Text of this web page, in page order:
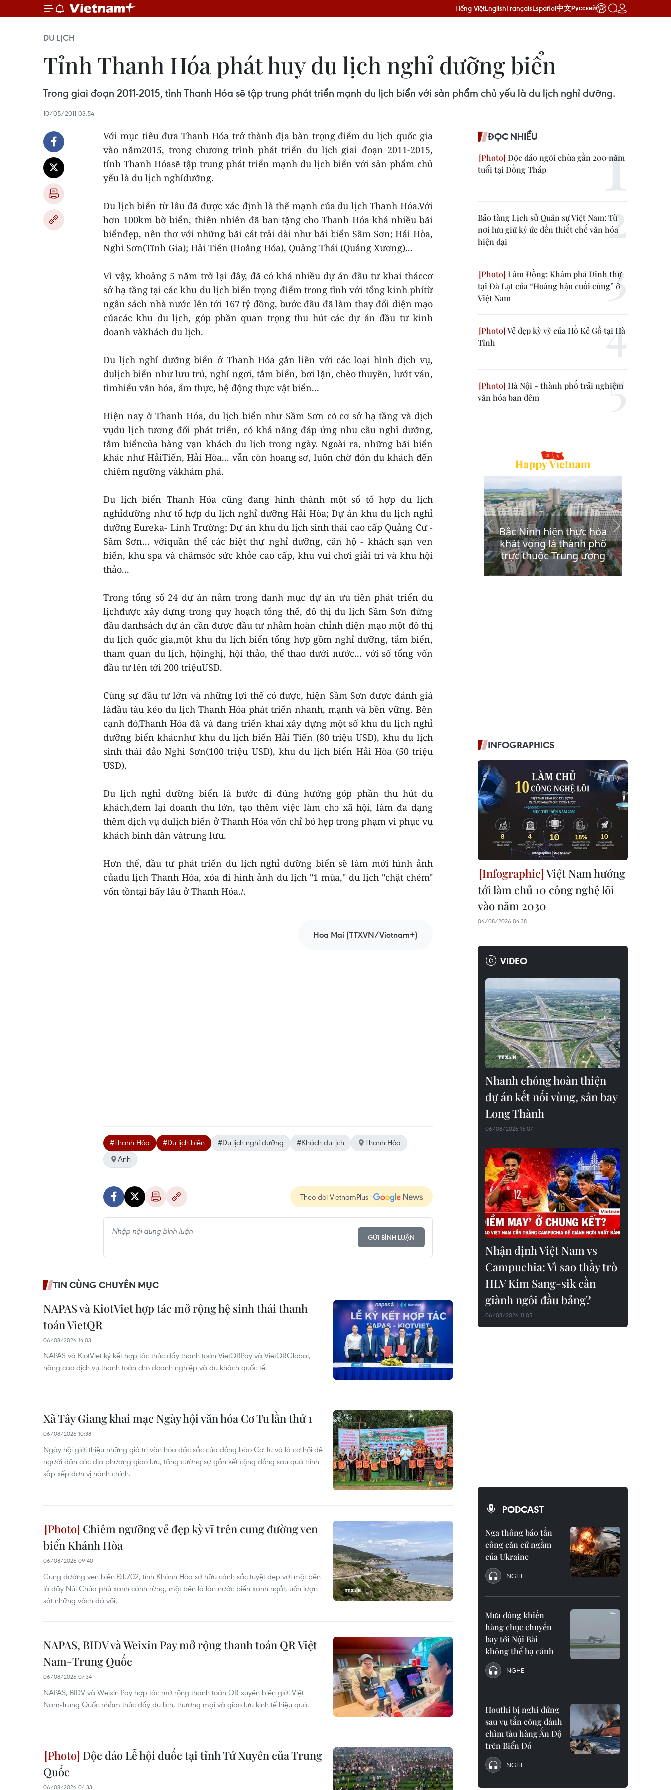
Tiếng ViệtEnglishFrançaisEspañol中文Русский
DU LỊCH
Tỉnh Thanh Hóa phát huy du lịch nghỉ dưỡng biển
Trong giai đoạn 2011-2015, tỉnh Thanh Hóa sẽ tập trung phát triển mạnh du lịch biển với sản phẩm chủ yếu là du lịch nghỉ dưỡng.
10/05/2011 03:54
Với mục tiêu đưa Thanh Hóa trở thành địa bàn trọng điểm du lịch quốc gia
vào năm2015, trong chương trình phát triển du lịch giai đoạn 2011-2015,
tỉnh Thanh Hóasẽ tập trung phát triển mạnh du lịch biển với sản phẩm chủ
yếu là du lịch nghỉdưỡng.
Du lịch biển từ lâu đã được xác định là thế mạnh của du lịch Thanh Hóa.Với
hơn 100km bờ biển, thiên nhiên đã ban tặng cho Thanh Hóa khá nhiều bãi
biểnđẹp, nên thơ với những bãi cát trải dài như bãi biển Sầm Sơn; Hải Hòa,
Nghi Sơn(Tĩnh Gia); Hải Tiến (Hoằng Hóa), Quảng Thái (Quảng Xương)...
Vì vậy, khoảng 5 năm trở lại đây, đã có khá nhiều dự án đầu tư khai tháccơ
sở hạ tầng tại các khu du lịch biển trọng điểm trong tỉnh với tổng kinh phítừ
ngân sách nhà nước lên tới 167 tỷ đồng, bước đầu đã làm thay đổi diện mạo
củacác khu du lịch, góp phần quan trọng thu hút các dự án đầu tư kinh
doanh vàkhách du lịch.
Du lịch nghỉ dưỡng biển ở Thanh Hóa gắn liền với các loại hình dịch vụ,
dulịch biển như lưu trú, nghỉ ngơi, tắm biển, bơi lặn, chèo thuyền, lướt ván,
tìmhiểu văn hóa, ẩm thực, hệ động thực vật biển...
Hiện nay ở Thanh Hóa, du lịch biển như Sầm Sơn có cơ sở hạ tầng và dịch
vụdu lịch tương đối phát triển, có khả năng đáp ứng nhu cầu nghỉ dưỡng,
tắm biểncủa hàng vạn khách du lịch trong ngày. Ngoài ra, những bãi biển
khác như HảiTiến, Hải Hòa... vẫn còn hoang sơ, luôn chờ đón du khách đến
chiêm ngưỡng vàkhám phá.
Du lịch biển Thanh Hóa cũng đang hình thành một số tổ hợp du lịch
nghỉdưỡng như tổ hợp du lịch nghỉ dưỡng Hải Hòa; Dự án khu du lịch nghỉ
dưỡng Eureka- Linh Trường; Dự án khu du lịch sinh thái cao cấp Quảng Cư -
Sầm Sơn... vớiquần thể các biệt thự nghỉ dưỡng, căn hộ - khách sạn ven
biển, khu spa và chămsóc sức khỏe cao cấp, khu vui chơi giải trí và khu hội
thảo...
Trong tổng số 24 dự án nằm trong danh mục dự án ưu tiên phát triển du
lịchđược xây dựng trong quy hoạch tổng thể, đô thị du lịch Sầm Sơn đứng
đầu danhsách dự án cần được đầu tư nhằm hoàn chỉnh diện mạo một đô thị
du lịch quốc gia,một khu du lịch biển tổng hợp gồm nghỉ dưỡng, tắm biển,
tham quan du lịch, hộinghị, hội thảo, thể thao dưới nước... với số tổng vốn
đầu tư lên tới 200 triệuUSD.
Cùng sự đầu tư lớn và những lợi thế có được, hiện Sầm Sơn được đánh giá
làđầu tàu kéo du lịch Thanh Hóa phát triển nhanh, mạnh và bền vững. Bên
cạnh đó,Thanh Hóa đã và đang triển khai xây dựng một số khu du lịch nghỉ
dưỡng biển khácnhư khu du lịch biển Hải Tiến (80 triệu USD), khu du lịch
sinh thái đảo Nghi Sơn(100 triệu USD), khu du lịch biển Hải Hòa (50 triệu
USD).
Du lịch nghỉ dưỡng biển là bước đi đúng hướng góp phần thu hút du
khách,đem lại doanh thu lớn, tạo thêm việc làm cho xã hội, làm đa dạng
thêm dịch vụ dulịch biển ở Thanh Hóa vốn chỉ bó hẹp trong phạm vi phục vụ
khách bình dân vàtrung lưu.
Hơn thế, đầu tư phát triển du lịch nghỉ dưỡng biển sẽ làm mới hình ảnh
củadu lịch Thanh Hóa, xóa đi hình ảnh du lịch "1 mùa," du lịch "chặt chém"
vốn tồntại bấy lâu ở Thanh Hóa./.
Hoa Mai (TTXVN/Vietnam+)
#Thanh Hóa #Du lịch biển #Du lịch nghỉ dưỡng #Khách du lịch
Thanh Hóa
Anh
Theo dõi VietnamPlus
GỬI BÌNH LUẬN
TIN CÙNG CHUYÊN MỤC
NAPAS và KiotViet hợp tác mở rộng hệ sinh thái thanh
toán VietQR
06/08/2026 14:03
NAPAS và KiotViet ký kết hợp tác thúc đẩy thanh toán VietQRPay và VietQRGlobal,
nâng cao dịch vụ thanh toán cho doanh nghiệp và du khách quốc tế.
Xã Tây Giang khai mạc Ngày hội văn hóa Cơ Tu lần thứ 1
06/08/2026 10:38
Ngày hội giới thiệu những giá trị văn hóa đặc sắc của đồng bào Cơ Tu và là cơ hội để
người dân các địa phương giao lưu, tăng cường sự gắn kết cộng đồng sau quá trình
sắp xếp đơn vị hành chính.
Chiêm ngưỡng vẻ đẹp kỳ vĩ trên cung đường ven
biển Khánh Hòa
06/08/2026 09:40
Cung đường ven biển ĐT.702, tỉnh Khánh Hòa sở hữu cảnh sắc tuyệt đẹp với một bên
là dãy Núi Chúa phủ xanh cánh rừng, một bên là làn nước biển xanh ngắt, uốn lượn
sát những vách đá vôi.
NAPAS, BIDV và Weixin Pay mở rộng thanh toán QR Việt
Nam-Trung Quốc
06/08/2026 07:34
NAPAS, BIDV và Weixin Pay hợp tác mở rộng thanh toán QR xuyên biên giới Việt
Nam-Trung Quốc nhằm thúc đẩy du lịch, thương mại và giao lưu kinh tế hiệu quả.
Độc đáo Lễ hội đuốc tại tỉnh Tứ Xuyên của Trung
Quốc
06/08/2026 04:33
ĐỌC NHIỀU
Độc đáo ngôi chùa gần 200 năm
tuổi tại Đồng Tháp
Bảo tàng Lịch sử Quân sự Việt Nam: Từ
nơi lưu giữ ký ức đến thiết chế văn hóa
hiện đại
Lâm Đồng: Khám phá Dinh thự
tại Đà Lạt của “Hoàng hậu cuối cùng” ở
Việt Nam
Vẻ đẹp kỳ vỹ của Hồ Kẻ Gỗ tại Hà
Tĩnh
Hà Nội - thành phố trải nghiệm
văn hóa ban đêm
INFOGRAPHICS
Việt Nam hướng
tới làm chủ 10 công nghệ lõi
vào năm 2030
06/08/2026 04:38
VIDEO
Nhanh chóng hoàn thiện
dự án kết nối vùng, sân bay
Long Thành
06/08/2026 15:07
Nhận định Việt Nam vs
Campuchia: Vì sao thầy trò
HLV Kim Sang-sik cần
giành ngôi đầu bảng?
06/08/2026 11:05
PODCAST
Nga thông báo tấn
công căn cứ ngầm
của Ukraine
NGHE
Mưa dông khiến
hàng chục chuyến
bay tới Nội Bài
không thể hạ cánh
NGHE
Houthi bị nghi đứng
sau vụ tấn công đánh
chìm tàu hàng Ấn Độ
trên Biển Đỏ
NGHE